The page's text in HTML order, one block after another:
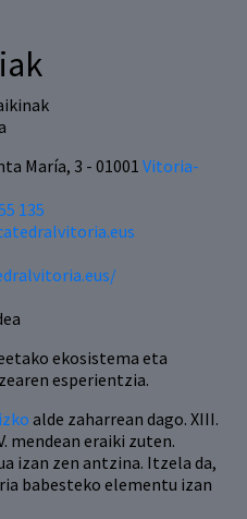
ekosistema eta
esperientzia.
alde zaharrean dago. XIII.
mendean eraiki zuten.
izan zen antzina. Itzela da,
babesteko elementu izan
María, 3 - 01001Vitoria-
135